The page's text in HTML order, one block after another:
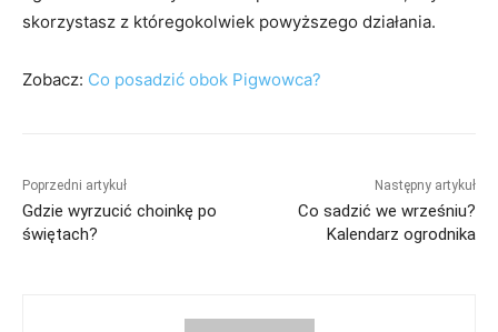
skorzystasz z któregokolwiek powyższego działania.
Zobacz: Co posadzić obok Pigwowca?
Poprzedni artykuł
Gdzie wyrzucić choinkę po
świętach?
Następny artykuł
Co sadzić we wrześniu?
Kalendarz ogrodnika